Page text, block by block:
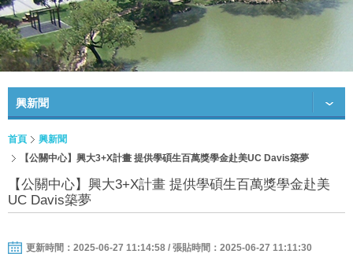
興新聞
首頁
興新聞
【公關中心】興大3+X計畫 提供學碩生百萬獎學金赴美UC Davis築夢
【公關中心】興大3+X計畫 提供學碩生百萬獎學金赴美
UC Davis築夢
更新時間：2025-06-27 11:14:58 / 張貼時間：2025-06-27 11:11:30